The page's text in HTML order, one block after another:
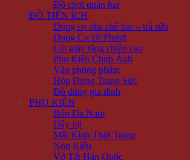
Đồ chơi quán bar
ĐỒ TIỆN ÍCH
Dụng cụ pha chế bar – trà sữa
Dụng Cụ Đi Phượt
Lót giày tăng chiều cao
Phụ Kiện Chụp Ảnh
Văn phòng phẩm
Hộp Đựng Trang Sức
Đồ dùng gia đình
PHỤ KIỆN
Bóp Da Nam
Dây nịt
Mắt Kính Thời Trang
Nón Kiểu
Vớ Tất Hàn Quốc